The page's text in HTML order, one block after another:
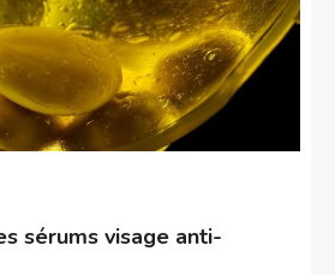
sérums visage anti-